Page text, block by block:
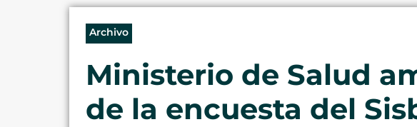
Archivo
Ministerio de Salud
de la encuesta del